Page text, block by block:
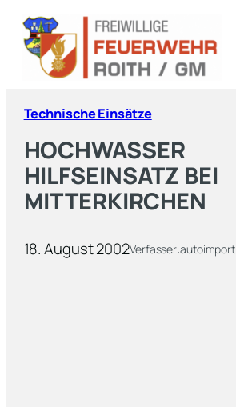
Technische Einsätze
HOCHWASSER
HILFSEINSATZ BEI
MITTERKIRCHEN
18. August 2002Verfasser:autoimport